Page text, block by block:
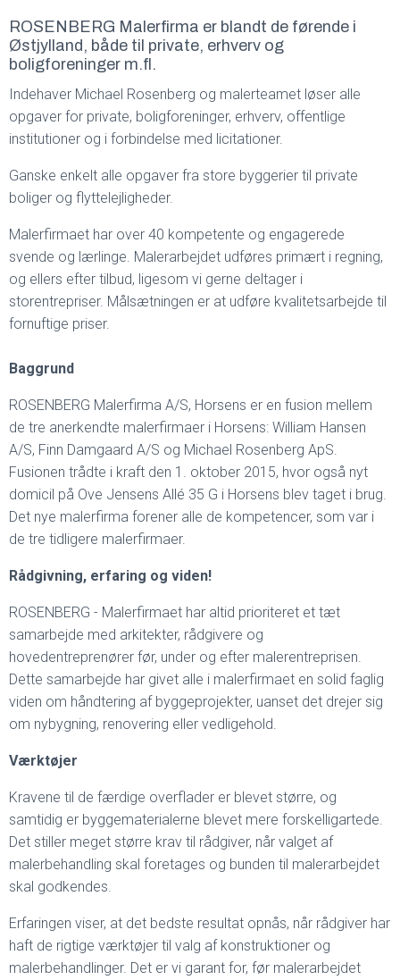
ROSENBERG Malerfirma er blandt de førende i
Østjylland, både til private, erhverv og
boligforeninger m.fl.
Indehaver Michael Rosenberg og malerteamet løser alle
opgaver for private, boligforeninger, erhverv, offentlige
institutioner og i forbindelse med licitationer.
Ganske enkelt alle opgaver fra store byggerier til private
boliger og flyttelejligheder.
Malerfirmaet har over 40 kompetente og engagerede
svende og lærlinge. Malerarbejdet udføres primært i regning,
og ellers efter tilbud, ligesom vi gerne deltager i
storentrepriser. Målsætningen er at udføre kvalitetsarbejde til
fornuftige priser.
Baggrund
ROSENBERG Malerfirma A/S, Horsens er en fusion mellem
de tre anerkendte malerfirmaer i Horsens: William Hansen
A/S, Finn Damgaard A/S og Michael Rosenberg ApS.
Fusionen trådte i kraft den 1. oktober 2015, hvor også nyt
domicil på Ove Jensens Allé 35 G i Horsens blev taget i brug.
Det nye malerfirma forener alle de kompetencer, som var i
de tre tidligere malerfirmaer.
Rådgivning, erfaring og viden!
ROSENBERG - Malerfirmaet har altid prioriteret et tæt
samarbejde med arkitekter, rådgivere og
hovedentreprenører før, under og efter malerentreprisen.
Dette samarbejde har givet alle i malerfirmaet en solid faglig
viden om håndtering af byggeprojekter, uanset det drejer sig
om nybygning, renovering eller vedligehold.
Værktøjer
Kravene til de færdige overflader er blevet større, og
samtidig er byggematerialerne blevet mere forskelligartede.
Det stiller meget større krav til rådgiver, når valget af
malerbehandling skal foretages og bunden til malerarbejdet
skal godkendes.
Erfaringen viser, at det bedste resultat opnås, når rådgiver har
haft de rigtige værktøjer til valg af konstruktioner og
malerbehandlinger. Det er vi garant for, før malerarbejdet